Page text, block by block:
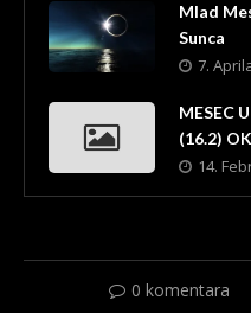
Mlad
Sunca
7.
MESEC
(16.2)
14.
0 komentara